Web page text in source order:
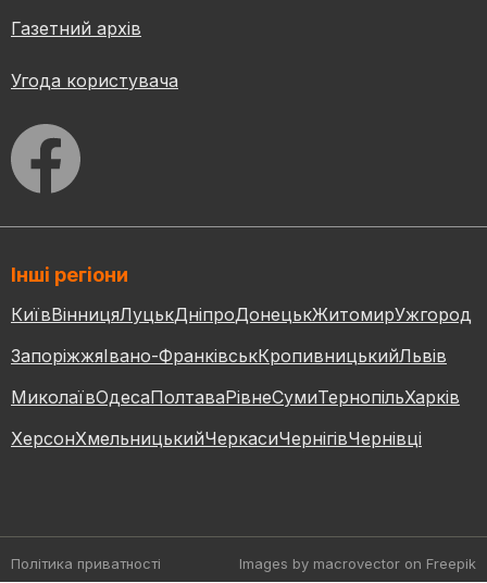
Газетний архів
Угода користувача
Інші регіони
КиївВінницяЛуцькДніпроДонецькЖитомирУжгород
ЗапоріжжяІвано-ФранківськКропивницькийЛьвів
МиколаївОдесаПолтаваРівнеСумиТернопільХарків
ХерсонХмельницькийЧеркасиЧернігівЧернівці
Політика приватності Images by macrovector on Freepik